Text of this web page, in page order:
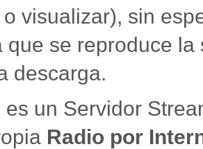
visualizar), sin
que se reproduce
descarga.
es un Servidor
Radio por